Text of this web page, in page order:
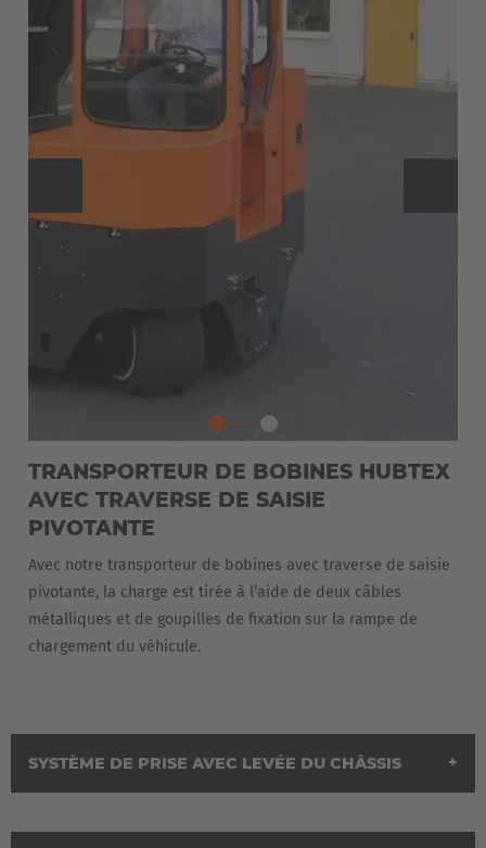
EUROPE
Belgium
Nederlands Français Deutsch
Česká republika
Cesko
Deutschland
Deutsch
Español
TRANSPORTEUR DE BOBINES HUBTEX
AVEC TRAVERSE DE SAISIE
PIVOTANTE
Avec notre transporteur de bobines avec traverse de saisie
pivotante, la charge est tirée à l’aide de deux câbles
métalliques et de goupilles de fixation sur la rampe de
chargement du véhicule.
SYSTÈME DE PRISE AVEC LEVÉE DU CHÂSSIS